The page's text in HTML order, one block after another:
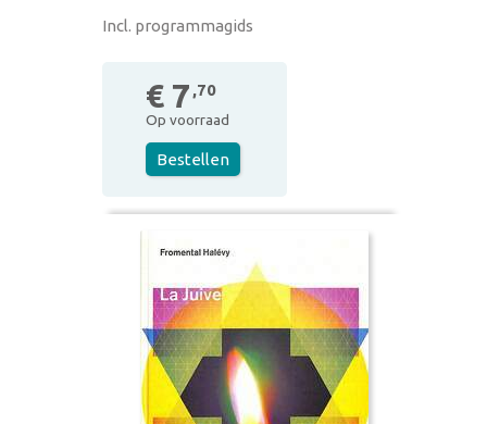
Incl. programmagids
€ 7 ,70
Op voorraad
Bestellen